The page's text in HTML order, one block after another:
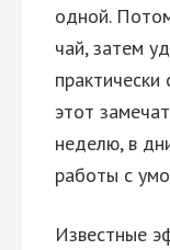
одной.
чай, затем
этот
неделю, в
работы с
Известные